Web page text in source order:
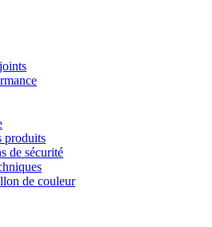
produits
de sécurité
de couleur